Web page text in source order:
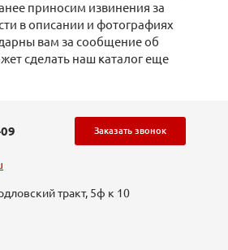
приносим извинения за
в описании и фотографиях
вам за сообщение об
сделать наш каталог еще
Заказать звонок
тракт, 5ф к 10